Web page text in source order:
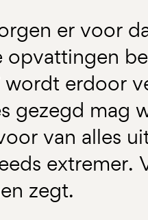
er voor
opvattingen
wordt erdoor
gezegd mag
van alles
extremer.
zegt.